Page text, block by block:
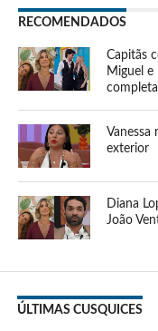
RECOMENDADOS
Capitãs
Miguel e
Vanessa
exterior
Diana
João
ÚLTIMAS CUSQUICES